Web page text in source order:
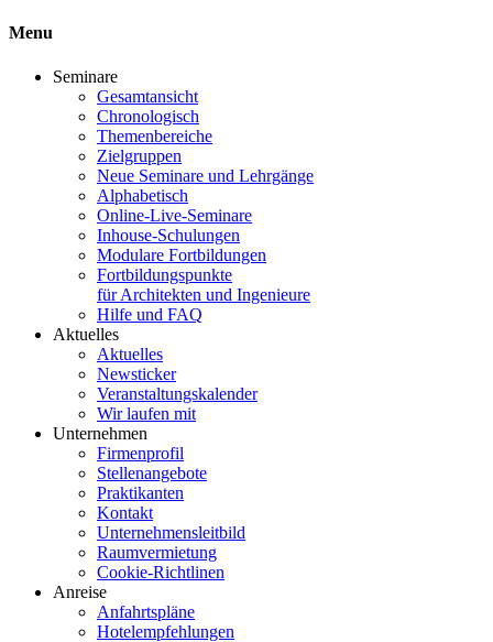
Menu
Seminare
Gesamtansicht
Chronologisch
Themenbereiche
Zielgruppen
Neue Seminare und Lehrgänge
Alphabetisch
Online-Live-Seminare
Inhouse-Schulungen
Modulare Fortbildungen
Fortbildungspunkte
für Architekten und Ingenieure
Hilfe und FAQ
Aktuelles
Aktuelles
Newsticker
Veranstaltungskalender
Wir laufen mit
Unternehmen
Firmenprofil
Stellenangebote
Praktikanten
Kontakt
Unternehmensleitbild
Raumvermietung
Cookie-Richtlinen
Anreise
Anfahrtspläne
Hotelempfehlungen